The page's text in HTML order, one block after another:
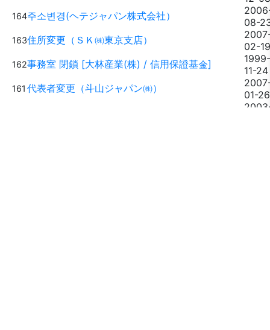
164주소변경(ヘテジャパン株式会社）
08-
163住所変更（ＳＫ㈱東京支店）
02-19
162事務室 閉鎖 [大林産業(株) / 信用保證基金]
1999-
11-24
161 代表者変更（斗山ジャパン㈱）
01-26